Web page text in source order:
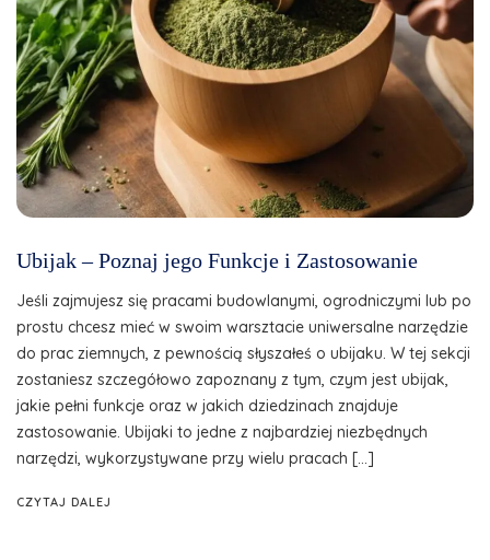
Ubijak – Poznaj jego Funkcje i Zastosowanie
Jeśli zajmujesz się pracami budowlanymi, ogrodniczymi lub po
prostu chcesz mieć w swoim warsztacie uniwersalne narzędzie
do prac ziemnych, z pewnością słyszałeś o ubijaku. W tej sekcji
zostaniesz szczegółowo zapoznany z tym, czym jest ubijak,
jakie pełni funkcje oraz w jakich dziedzinach znajduje
zastosowanie. Ubijaki to jedne z najbardziej niezbędnych
narzędzi, wykorzystywane przy wielu pracach […]
CZYTAJ DALEJ